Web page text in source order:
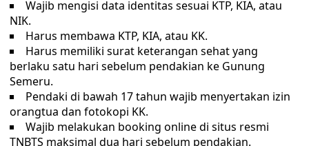
Wajib mengisi data identitas sesuai KTP, KIA, atau
NIK.
Harus membawa KTP, KIA, atau KK.
Harus memiliki surat keterangan sehat yang
berlaku satu hari sebelum pendakian ke Gunung
Semeru.
Pendaki di bawah 17 tahun wajib menyertakan izin
orangtua dan fotokopi KK.
Wajib melakukan booking online di situs resmi
TNBTS maksimal dua hari sebelum pendakian.